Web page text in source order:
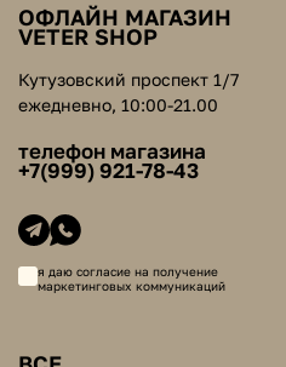
ОФЛАЙН МАГАЗИН
VETER SHOP
Кутузовский проспект 1/7
ежедневно, 10:00-21.00
телефон магазина
+7(999) 921-78-43
я даю согласие на получение
маркетинговых коммуникаций